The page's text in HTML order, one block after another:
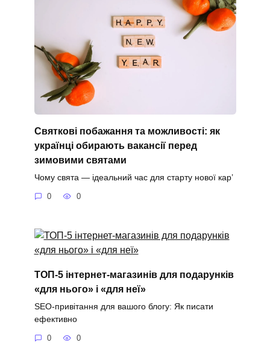
Святкові побажання та можливості: як
українці обирають вакансії перед
зимовими святами
Чому свята — ідеальний час для старту нової кар’
0 0
ТОП-5 інтернет-магазинів для подарунків
«для нього» і «для неї»
SEO-привітання для вашого блогу: Як писати
ефективно
0 0